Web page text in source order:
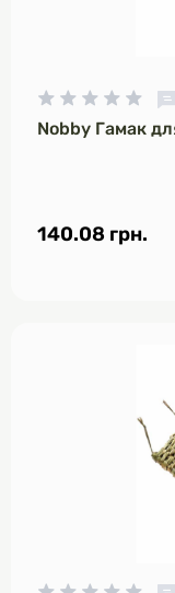
Nobby Гамак
140.08 грн.